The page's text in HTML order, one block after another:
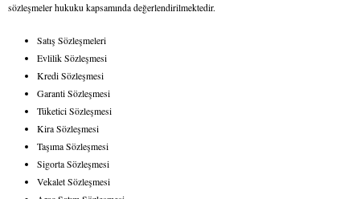
sözleşmeler hukuku kapsamında değerlendirilmektedir.
Satış Sözleşmeleri
Evlilik Sözleşmesi
Kredi Sözleşmesi
Garanti Sözleşmesi
Tüketici Sözleşmesi
Kira Sözleşmesi
Taşıma Sözleşmesi
Sigorta Sözleşmesi
Vekalet Sözleşmesi